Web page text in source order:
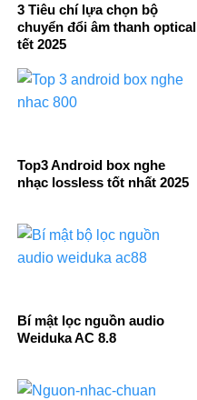
3 Tiêu chí lựa chọn bộ
chuyển đổi âm thanh optical
tết 2025
Top3 Android box nghe
nhạc lossless tốt nhất 2025
Bí mật lọc nguồn audio
Weiduka AC 8.8